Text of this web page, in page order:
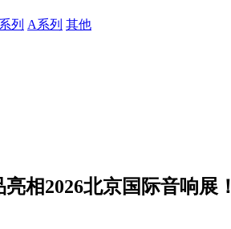
列 A系列 其他
相2026北京国际音响展！